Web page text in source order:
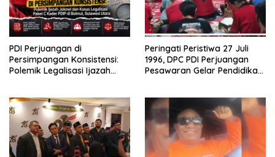
PDI Perjuangan di
Persimpangan Konsistensi:
Polemik Legalisasi Ijazah
Mongondow Utara
Peringati Peristiwa 27 Juli
1996, DPC PDI Perjuangan
Pesawaran Gelar Pendidikan